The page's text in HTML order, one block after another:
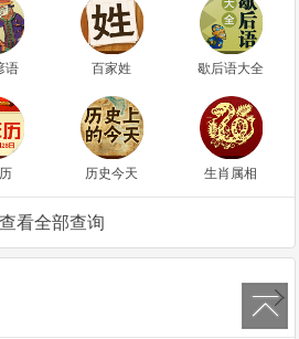
语 百家姓 歇后语大全
历史今天 生肖属相
查看全部查询